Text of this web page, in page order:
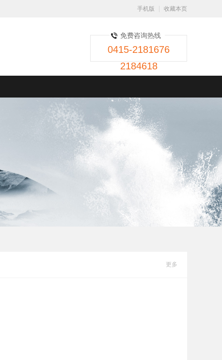
手机版 收藏本页
免费咨询热线
0415-2181676
2184618
更多